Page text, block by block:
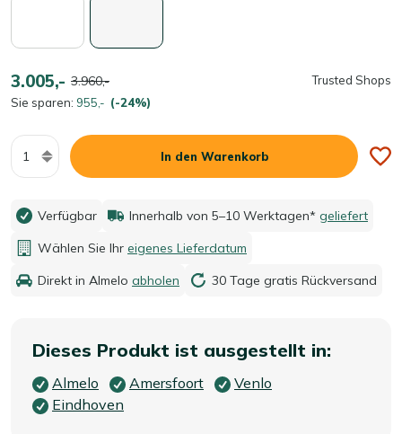
3.005,- 3.960,-
Sie sparen: 955,- (-24%)
Trusted Shops
Menge
In den Warenkorb
Verfügbar Innerhalb von 5–10 Werktagen* geliefert
Wählen Sie Ihr eigenes Lieferdatum
Direkt in Almelo abholen 30 Tage gratis Rückversand
Dieses Produkt ist ausgestellt in:
Almelo Amersfoort
Venlo
Eindhoven